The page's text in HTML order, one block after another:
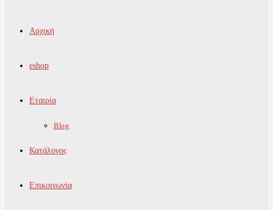
Αρχική
eshop
Εταιρία
Blog
Κατάλογος
Επικοινωνία